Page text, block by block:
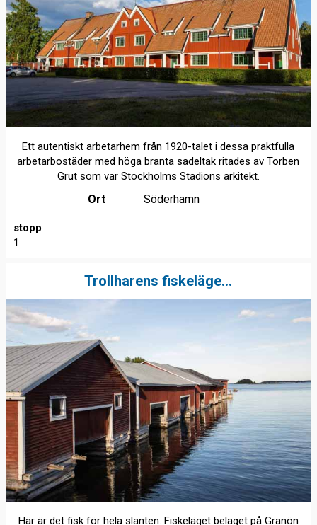
Ett autentiskt arbetarhem från 1920-talet i dessa praktfulla
arbetarbostäder med höga branta sadeltak ritades av Torben
Grut som var Stockholms Stadions arkitekt.
Ort Söderhamn
stopp
1
Trollharens fiskeläge...
Här är det fisk för hela slanten. Fiskeläget beläget på Granön